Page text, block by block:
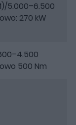
5.000–6.500
270 kW
500 Nm